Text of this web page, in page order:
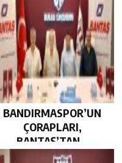
BANDIRMASPOR’UN
ÇORAPLARI,
BANTAŞ’TAN…